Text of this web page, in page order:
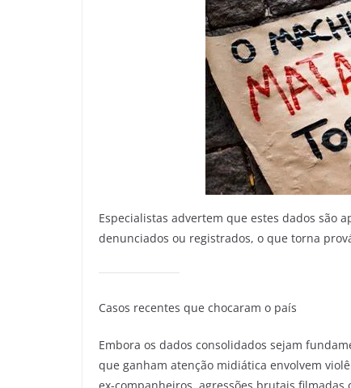
Especialistas advertem que estes dados são
denunciados ou registrados, o que torna
Casos recentes que chocaram o país
Embora os dados consolidados sejam
que ganham atenção midiática envolvem